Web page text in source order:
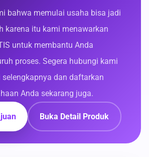
bahwa memulai usaha bisa jadi
karena itu kami menawarkan
untuk membantu Anda
proses. Segera hubungi kami
dan daftarkan
Anda sekarang juga.
Buka Detail Produk